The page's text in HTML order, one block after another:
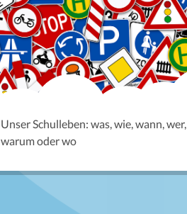
Unser Schulleben: was, wie, wann, wer,
warum oder wo